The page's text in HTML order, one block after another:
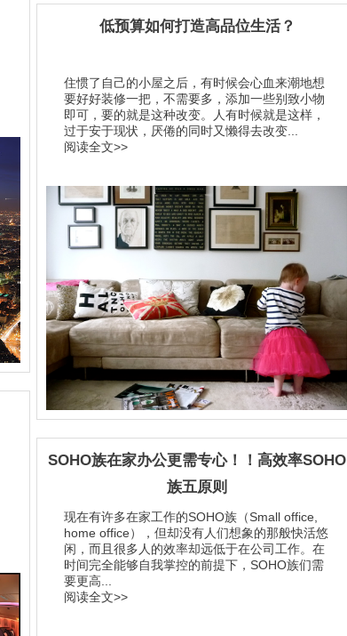
低预算如何打造高品位生活？
住惯了自己的小屋之后，有时候会心血来潮地想
要好好装修一把，不需要多，添加一些别致小物
即可，要的就是这种改变。人有时候就是这样，
过于安于现状，厌倦的同时又懒得去改变...
阅读全文>>
SOHO族在家办公更需专心！！高效率SOHO
族五原则
现在有许多在家工作的SOHO族（Small office,
home office），但却没有人们想象的那般快活悠
闲，而且很多人的效率却远低于在公司工作。在
时间完全能够自我掌控的前提下，SOHO族们需
要更高...
阅读全文>>